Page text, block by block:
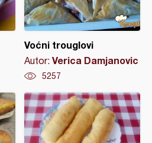
Voćni trouglovi
Autor: Verica Damjanovic
5257